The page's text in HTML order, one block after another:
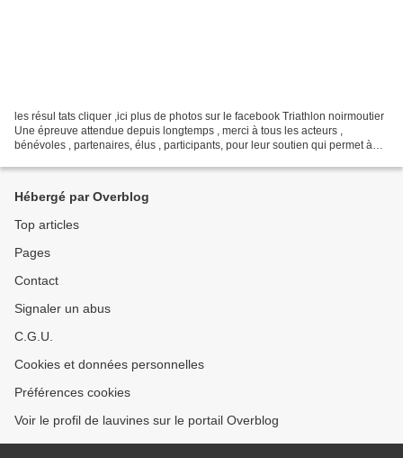
les résul tats cliquer ,ici plus de photos sur le facebook Triathlon noirmoutier
Une épreuve attendue depuis longtemps , merci à tous les acteurs ,
bénévoles , partenaires, élus , participants, pour leur soutien qui permet à
Hébergé par Overblog
Top articles
Pages
Contact
Signaler un abus
C.G.U.
Cookies et données personnelles
Préférences cookies
Voir le profil de lauvines sur le portail Overblog